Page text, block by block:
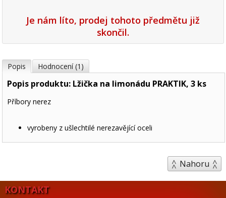
Je nám líto, prodej tohoto předmětu již
skončil.
Popis Hodnocení (1)
Popis produktu: Lžička na limonádu PRAKTIK, 3 ks
Příbory nerez
vyrobeny z ušlechtilé nerezavějící oceli
Nahoru
KONTAKT